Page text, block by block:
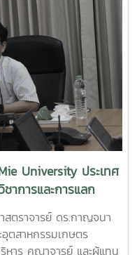
างโดดเด่นCr:อุทยาน
ร Maejo Agro Food
share/18ZhSJ8uJx/
กับการบริหารจัดการ
วันที่ 12-13 พฤษภาคม
ยรติจาก "ผู้ช่วย
" คณะวิศวกรรมศาสตร์
รการอบรมครั้งนี้ช่วยส่ง
เคราะห์ วางระบบและ
ป็นเลิศขององค์กร
University ประเทศ
าการและการแลก
ตราจารย์ ดร.กาญจนา
ตสาหกรรมเกษตร
าร คณาจารย์ และผู้แทน